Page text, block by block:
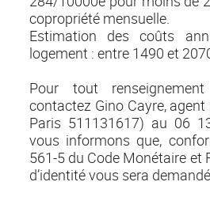
copropriété mensuelle.
Estimation des coûts
logement : entre 1490 et
Pour tout
contactez Gino Cayre,
Paris 511131617) au 06
vous informons que,
561-5 du Code Monétaire et
d’identité vous sera